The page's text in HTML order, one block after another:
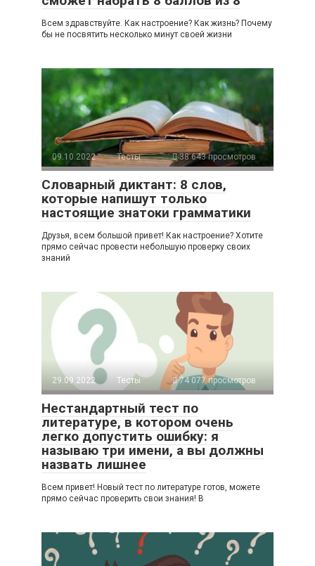
Всем здравствуйте. Как настроение? Как жизнь? Почему
бы не посвятить несколько минут своей жизни
09.10.2022 Тесты 38 643 просмотров
Словарный диктант: 8 слов,
которые напишут только
настоящие знатоки грамматики
Друзья, всем большой привет! Как настроение? Хотите
прямо сейчас провести небольшую проверку своих
знаний
29.09.2022 Тесты 74 077 просмотров
Нестандартный тест по
литературе, в котором очень
легко допустить ошибку: я
называю три имени, а вы должны
назвать лишнее
Всем привет! Новый тест по литературе готов, можете
прямо сейчас проверить свои знания! В